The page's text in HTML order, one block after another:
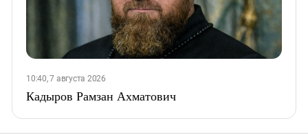
10:40, 7 августа 2026
Кадыров Рамзан Ахматович